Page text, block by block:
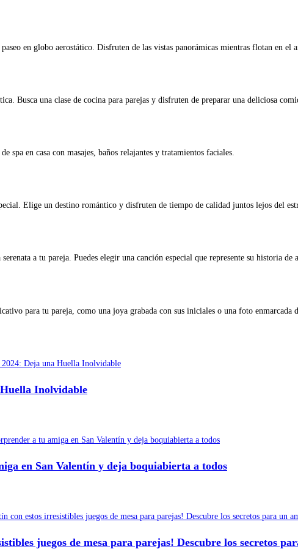
en globo aerostático. Disfruten de las vistas panorámicas mientras flotan en el
Busca una clase de cocina para parejas y disfruten de preparar una deliciosa
spa en casa con masajes, baños relajantes y tratamientos faciales.
Elige un destino romántico y disfruten de tiempo de calidad juntos lejos del
a tu pareja. Puedes elegir una canción especial que represente su historia de
para tu pareja, como una joya grabada con sus iniciales o una foto enmarcada
Inolvidable
en San Valentín y deja boquiabierta a todos
juegos de mesa para parejas! Descubre los secretos